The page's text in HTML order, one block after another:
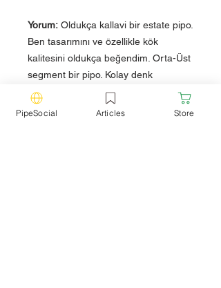
Yorum: Oldukça kallavi bir estate pipo.
Ben tasarımını ve özellikle kök
kalitesini oldukça beğendim. Orta-Üst
segment bir pipo. Kolay denk
gelebilecek "herhangi" bir pipo
olmadığı için çok iyi bir seçki olacaktır.
PipeSocial Articles Store